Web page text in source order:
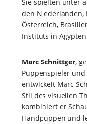
Sie spielten unter
den Niederlanden,
Österreich,
Instituts in
Marc Schnittger,
Puppenspieler
entwickelt Marc
Stil des visuellen
kombiniert er
Handpuppen und